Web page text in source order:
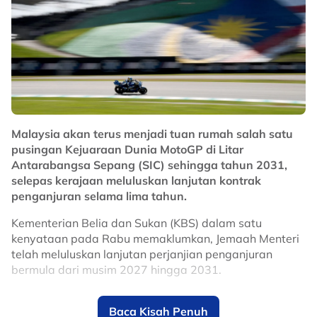
Penyokong Red Giants pastinya mengharapkan
sentuhan pemain kelahiran Venezuela itu mampu
membantu Selangor kembali mencabar kejuaraan
domestik, selain memperkukuhkan cabaran kelab di
pentas Asia pada musim baharu.
No node context available.
Related Topics
#Selangor #bola sepak
Malaysia akan terus menjadi tuan rumah salah satu
pusingan Kejuaraan Dunia MotoGP di Litar
Antarabangsa Sepang (SIC) sehingga tahun 2031,
selepas kerajaan meluluskan lanjutan kontrak
penganjuran selama lima tahun.
Kementerian Belia dan Sukan (KBS) dalam satu
kenyataan pada Rabu memaklumkan, Jemaah Menteri
telah meluluskan lanjutan perjanjian penganjuran
bermula dari musim 2027 hingga 2031.
Keputusan itu memastikan Malaysia terus kekal dalam
kalendar MotoGP, sekali gus mengukuhkan kedudukan
Baca Kisah Penuh